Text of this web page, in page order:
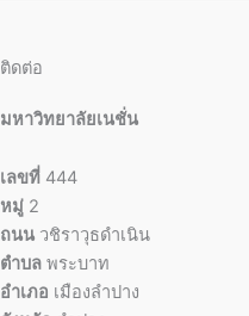
ติดต่อ
มหาวิทยาลัยเนชั่น
เลขที่ 444
หมู่ 2
ถนน วชิราวุธดำเนิน
ตำบล พระบาท
อำเภอ เมืองลำปาง